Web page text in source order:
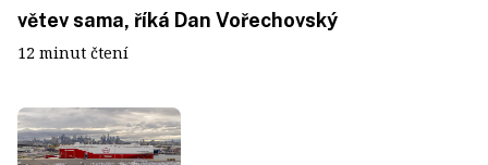
větev sama, říká Dan Vořechovský
12 minut čtení